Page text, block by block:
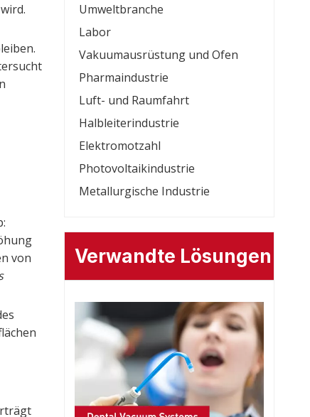
.
von
Umweltbranche
Labor
Vakuumausrüstung und Ofen
Pharmaindustrie
Luft- und Raumfahrt
Halbleiterindustrie
Elektromotzahl
Photovoltaikindustrie
Metallurgische Industrie
Verwandte Lösungen